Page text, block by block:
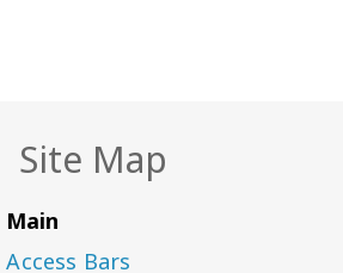
Site Map
Main
Access Bars